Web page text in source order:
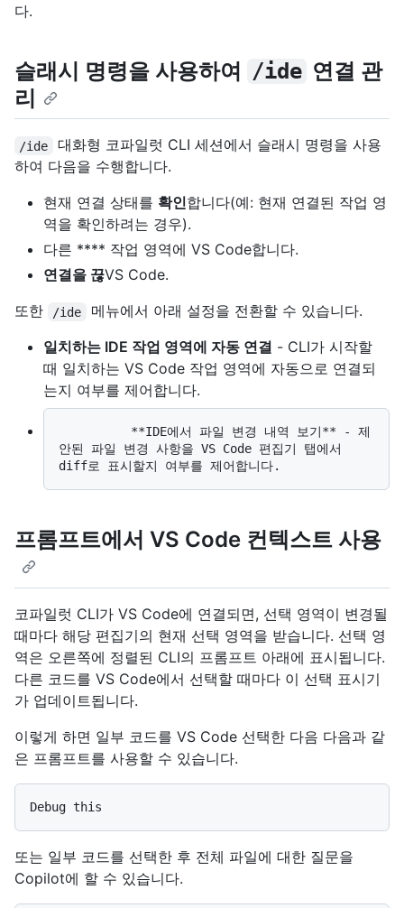
다.
슬래시 명령을 사용하여 /ide 연결 관
리
/ide
대화형 코파일럿 CLI 세션에서 슬래시 명령을 사용
하여 다음을 수행합니다.
현재 연결 상태를 확인합니다(예: 현재 연결된 작업 영
역을 확인하려는 경우).
다른 **** 작업 영역에 VS Code합니다.
연결을 끊VS Code.
또한
/ide
메뉴에서 아래 설정을 전환할 수 있습니다.
일치하는 IDE 작업 영역에 자동 연결 - CLI가 시작할
때 일치하는 VS Code 작업 영역에 자동으로 연결되
는지 여부를 제어합니다.
안된 파일 변경 사항을 VS Code 편집기 탭에서
프롬프트에서 VS Code 컨텍스트 사용
코파일럿 CLI가 VS Code에 연결되면, 선택 영역이 변경될
때마다 해당 편집기의 현재 선택 영역을 받습니다. 선택 영
역은 오른쪽에 정렬된 CLI의 프롬프트 아래에 표시됩니다.
다른 코드를 VS Code에서 선택할 때마다 이 선택 표시기
가 업데이트됩니다.
이렇게 하면 일부 코드를 VS Code 선택한 다음 다음과 같
은 프롬프트를 사용할 수 있습니다.
또는 일부 코드를 선택한 후 전체 파일에 대한 질문을
Copilot에 할 수 있습니다.